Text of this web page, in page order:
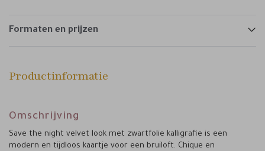
Formaten en prijzen
Productinformatie
Omschrijving
Save the night velvet look met zwartfolie kalligrafie is een
modern en tijdloos kaartje voor een bruiloft. Chique en